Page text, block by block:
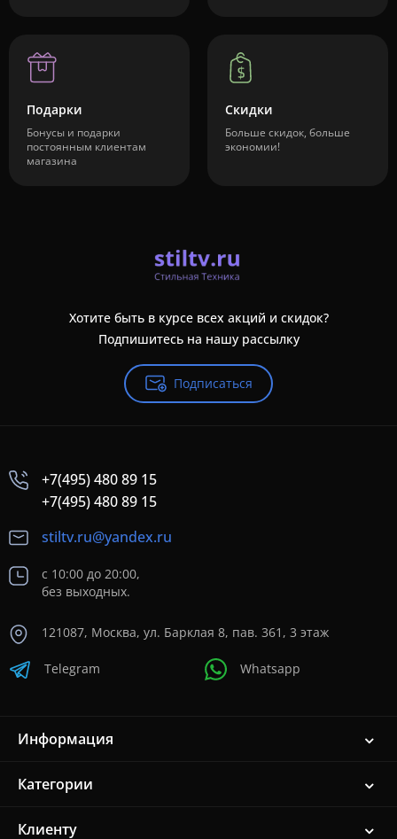
Подарки
Бонусы и подарки
постоянным клиентам
магазина
Скидки
Больше скидок, больше
экономии!
Хотите быть в курсе всех акций и скидок?
Подпишитесь на нашу рассылку
Подписаться
+7(495) 480 89 15
+7(495) 480 89 15
stiltv.ru@yandex.ru
с 10:00 до 20:00,
без выходных.
121087, Москва, ул. Барклая 8, пав. 361, 3 этаж
Telegram Whatsapp
Информация
Категории
Клиенту